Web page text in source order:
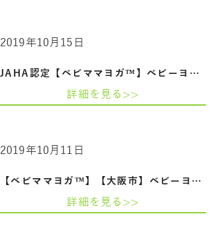
JAHA認定【ベビママヨガ™】ベビーヨガ＆マ…
2019年10月15日
詳細を見る>>
【ベビママヨガ™】【大阪市】ベビーヨガ＆…
2019年10月11日
詳細を見る>>